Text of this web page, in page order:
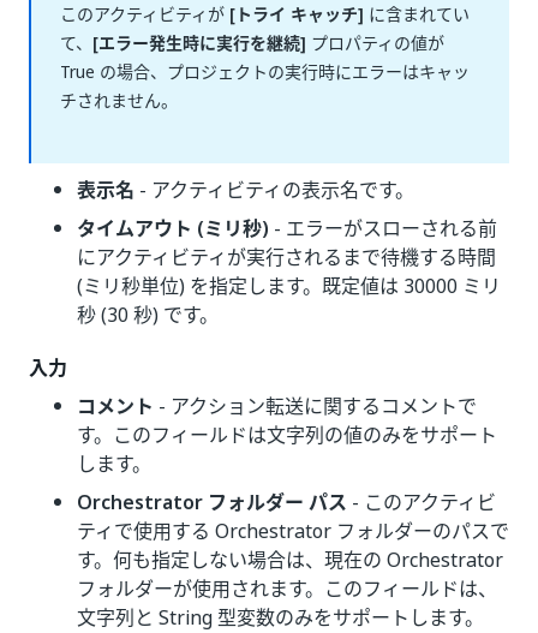
このアクティビティが [トライ キャッチ] に含まれてい
て、 [エラー発生時に実行を継続] プロパティの値が
True の場合、プロジェクトの実行時にエラーはキャッ
チされません。
表示名 - アクティビティの表示名です。
タイムアウト (ミリ秒) - エラーがスローされる前
にアクティビティが実行されるまで待機する時間
(ミリ秒単位) を指定します。既定値は 30000 ミリ
秒 (30 秒) です。
入力
コメント - アクション転送に関するコメントで
す。このフィールドは文字列の値のみをサポート
します。
Orchestrator フォルダー パス - このアクティビ
ティで使用する Orchestrator フォルダーのパスで
す。何も指定しない場合は、現在の Orchestrator
フォルダーが使用されます。このフィールドは、
文字列と String 型変数のみをサポートします。